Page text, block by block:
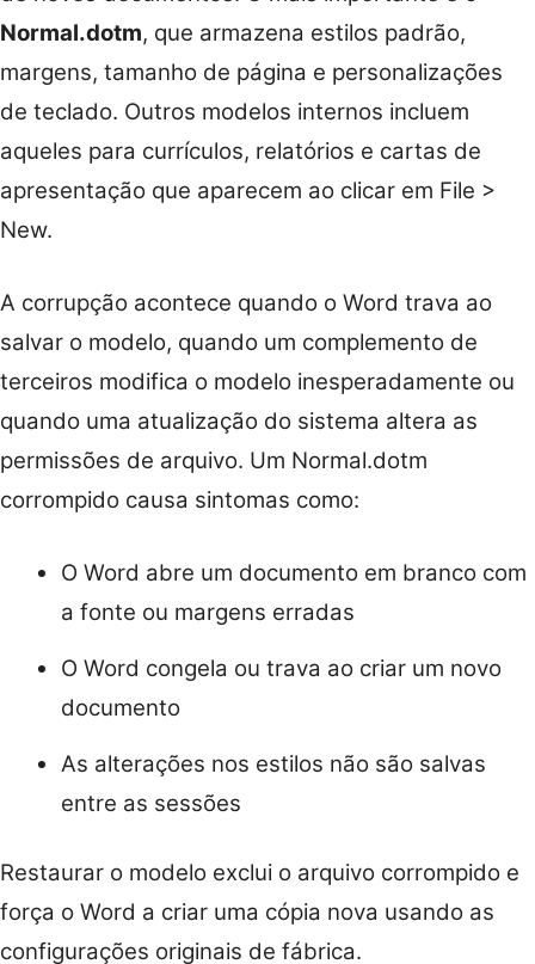
Normal.dotm, que armazena estilos padrão,
margens, tamanho de página e personalizações
de teclado. Outros modelos internos incluem
aqueles para currículos, relatórios e cartas de
apresentação que aparecem ao clicar em File >
New.
A corrupção acontece quando o Word trava ao
salvar o modelo, quando um complemento de
terceiros modifica o modelo inesperadamente ou
quando uma atualização do sistema altera as
permissões de arquivo. Um Normal.dotm
corrompido causa sintomas como:
O Word abre um documento em branco com
a fonte ou margens erradas
O Word congela ou trava ao criar um novo
documento
As alterações nos estilos não são salvas
entre as sessões
Restaurar o modelo exclui o arquivo corrompido e
força o Word a criar uma cópia nova usando as
configurações originais de fábrica.